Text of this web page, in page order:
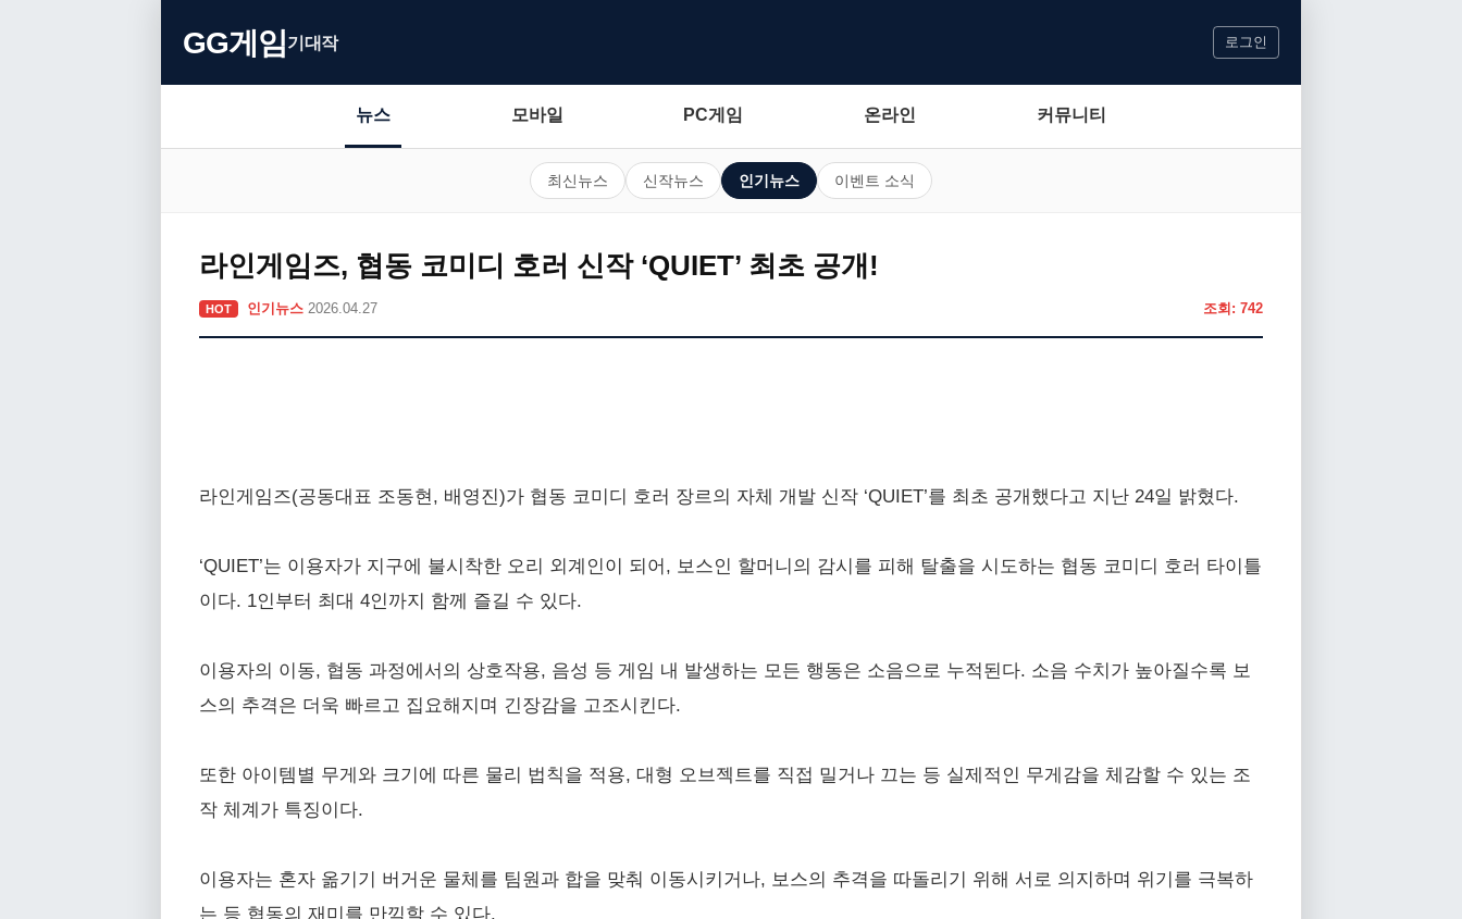
GG게임기대작 로그인
뉴스 모바일 PC게임 온라인 커뮤니티
최신뉴스 신작뉴스 인기뉴스 이벤트 소식
라인게임즈, 협동 코미디 호러 신작 ‘QUIET’ 최초 공개!
HOT 인기뉴스 2026.04.27 조회: 742
라인게임즈(공동대표 조동현, 배영진)가 협동 코미디 호러 장르의 자체 개발 신작 ‘QUIET’를 최초 공개했다고 지난 24일 밝혔다.
‘QUIET’는 이용자가 지구에 불시착한 오리 외계인이 되어, 보스인 할머니의 감시를 피해 탈출을 시도하는 협동 코미디 호러 타이틀
이다. 1인부터 최대 4인까지 함께 즐길 수 있다.
이용자의 이동, 협동 과정에서의 상호작용, 음성 등 게임 내 발생하는 모든 행동은 소음으로 누적된다. 소음 수치가 높아질수록 보
스의 추격은 더욱 빠르고 집요해지며 긴장감을 고조시킨다.
또한 아이템별 무게와 크기에 따른 물리 법칙을 적용, 대형 오브젝트를 직접 밀거나 끄는 등 실제적인 무게감을 체감할 수 있는 조
작 체계가 특징이다.
이용자는 혼자 옮기기 버거운 물체를 팀원과 합을 맞춰 이동시키거나, 보스의 추격을 따돌리기 위해 서로 의지하며 위기를 극복하
는 등 협동의 재미를 만끽할 수 있다.